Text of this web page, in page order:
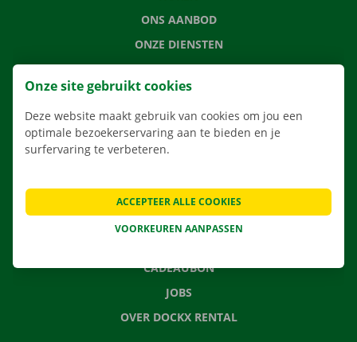
ONS AANBOD
ONZE DIENSTEN
LOCATIES
APP
VERHUISOPLOSSINGEN
CONTACTEER ONS
VEELGESTELDE VRAGEN
CADEAUBON
JOBS
OVER DOCKX RENTAL
Onze site gebruikt cookies
Deze website maakt gebruik van cookies om jou een
optimale bezoekerservaring aan te bieden en je
surfervaring te verbeteren.
VOORKEUREN AANPASSEN
ACCEPTEER ALLE COOKIES